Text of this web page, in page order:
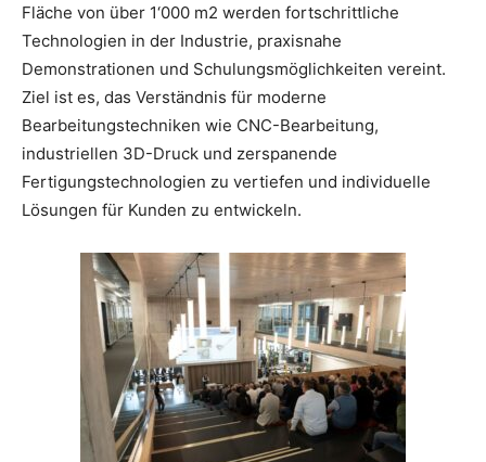
Fläche von über 1‘000 m2 werden fortschrittliche
Technologien in der Industrie, praxisnahe
Demonstrationen und Schulungsmöglichkeiten vereint.
Ziel ist es, das Verständnis für moderne
Bearbeitungstechniken wie CNC-Bearbeitung,
industriellen 3D-Druck und zerspanende
Fertigungstechnologien zu vertiefen und individuelle
Lösungen für Kunden zu entwickeln.